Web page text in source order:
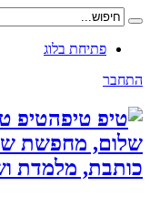
פתיחת בלוג
התחבר
טיפ
שלום, מחפשת
כותבת, מלמדת